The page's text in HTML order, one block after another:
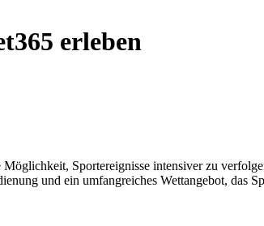
erleben
Sportereignisse intensiver zu
und ein umfangreiches Wettangebot, das